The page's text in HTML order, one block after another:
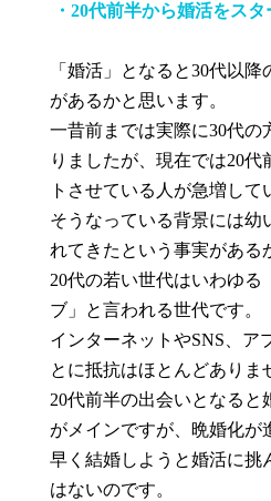
・20代前半から婚活をス
「婚活」となると30代以
があるかと思います。
一昔前までは実際に30代の
りましたが、現在では20代
トさせている人が急増して
そうなっている背景には幼
れてきたという事実がある
20代の若い世代はいわゆる
ブ」と言われる世代です。
インターネットやSNS、ア
とに抵抗はほとんどありま
20代前半の出会いとなると
がメインですが、晩婚化が
早く結婚しようと婚活に挑
はないのです。